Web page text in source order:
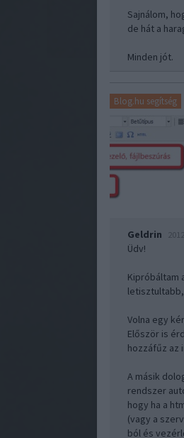
Sajnálom,
de hát a
Minden jót.
Blog.hu segítség
Geldrin
Üdv!
Kipróbáltam
Volna egy
Először is
hozzáfűz az
A másik
rendszer
hogy ha a
(vagy a
ból és